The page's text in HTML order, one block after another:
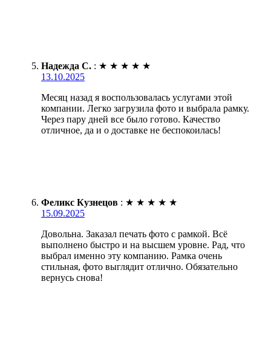
Надежда С. : ★ ★ ★ ★ ★
13.10.2025
Месяц назад я воспользовалась услугами этой
компании. Легко загрузила фото и выбрала рамку.
Через пару дней все было готово. Качество
отличное, да и о доставке не беспокоилась!
Феликс Кузнецов : ★ ★ ★ ★ ★
15.09.2025
Довольна. Заказал печать фото с рамкой. Всё
выполнено быстро и на высшем уровне. Рад, что
выбрал именно эту компанию. Рамка очень
стильная, фото выглядит отлично. Обязательно
вернусь снова!